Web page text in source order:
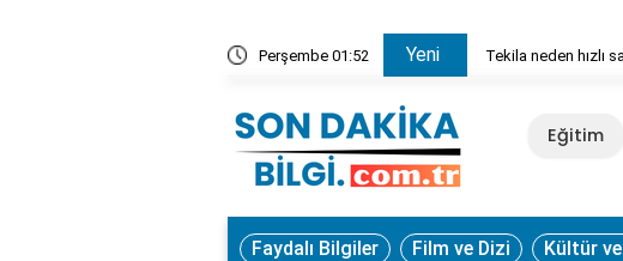
Perşembe 01:52 Yeni Tekila neden hızlı
Eğitim
Faydalı Bilgiler Film ve Dizi Kültür